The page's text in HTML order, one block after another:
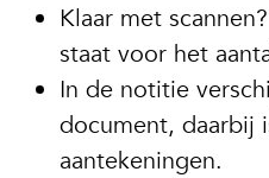
Klaar met
staat voor het
In de notitie
document, daarbij
aantekeningen.